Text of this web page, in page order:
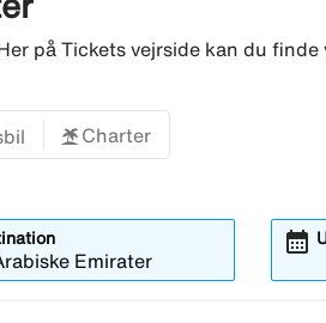
på Tickets vejrside kan du
Charter
calendar_month